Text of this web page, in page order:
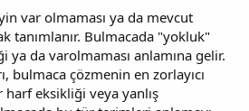
var olmaması ya da mevcut
tanımlanır. Bulmacada "yokluk"
ya da varolmaması anlamına gelir.
bulmaca çözmenin en zorlayıcı
harf eksikliği veya yanlış